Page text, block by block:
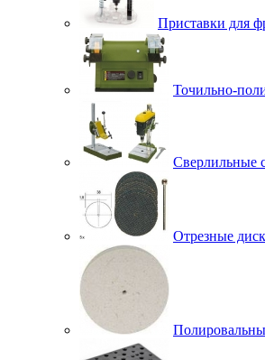
Приставки для
Точильно-
Сверлильные
Отрезные